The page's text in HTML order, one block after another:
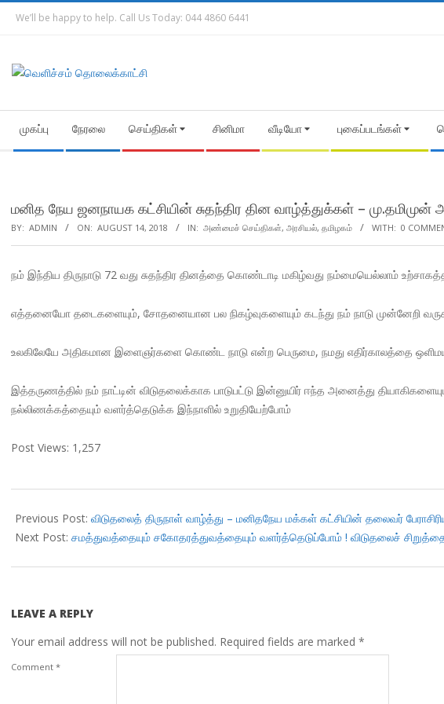
SkipWe’ll be happy to help. Call Us Today: 044 4860 6441
Navigation
Menu
முகப்பு நேரலை செய்திகள் சினிமா வீடியோ புகைப்படங்கள்
மனித நேய ஜனநாயக கட்சியின் சுதந்திர தின வாழ்த்துக்கள் – மு.தமிமுன்
BY: ADMIN ON: AUGUST 14, 2018 IN: அண்மைச் செய்திகள், அரசியல், தமிழகம் WITH: 0
நம் இந்திய திருநாடு 72 வது சுதந்திர தினத்தை கொண்டாடி மகிழ்வது நம்மையெல்லாம்
எத்தனையோ தடைகளையும், சோதனையான பல நிகழ்வுகளையும் கடந்து நம் நாடு முன்னேறி
உலகிலேயே அதிகமான இளைஞர்களை கொண்ட நாடு என்ற பெருமை, நமது எதிர்காலத்தை
இத்தருணத்தில் நம் நாட்டின் விடுதலைக்காக பாடுபட்டு இன்னுயிர் ஈந்த அனைத்து
நல்லிணக்கத்தையும் வளர்த்தெடுக்க இந்நாளில் உறுதியேற்போம்
Post Views: 1,257
08-
14
Previous Post: விடுதலைத் திருநாள் வாழ்த்து – மனிதநேய மக்கள் கட்சியின் தலைவர்
Next Post: சமத்துவத்தையும் சகோதரத்துவத்தையும் வளர்த்தெடுப்போம் ! விடுதலைச்
LEAVE A REPLY
Your email address will not be published. Required fields are marked *
Comment *